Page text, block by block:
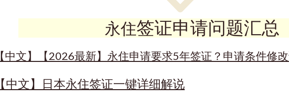
永住签证申请问题汇总
【中文】【2026最新】永住申请要求5年签证？申请条件修
【中文】日本永住签证一键详细解说